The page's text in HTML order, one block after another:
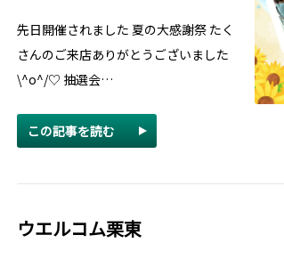
先日開催されました 夏の大感謝祭 たく
さんのご来店ありがとうございました
\^o^/♡ 抽選会…
この記事を読む
ウエルコム栗東